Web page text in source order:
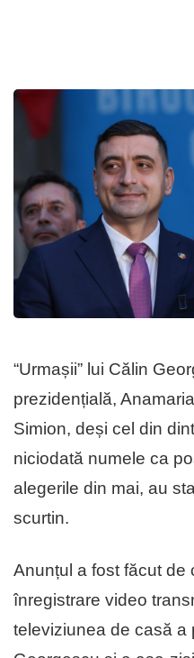
“Urmașii” lui Călin
prezidențială,
Simion, deși cel din
niciodată numele ca
alegerile din mai, au
scurtin.
Anunțul a fost făcut de
înregistrare video
televiziunea de casă a